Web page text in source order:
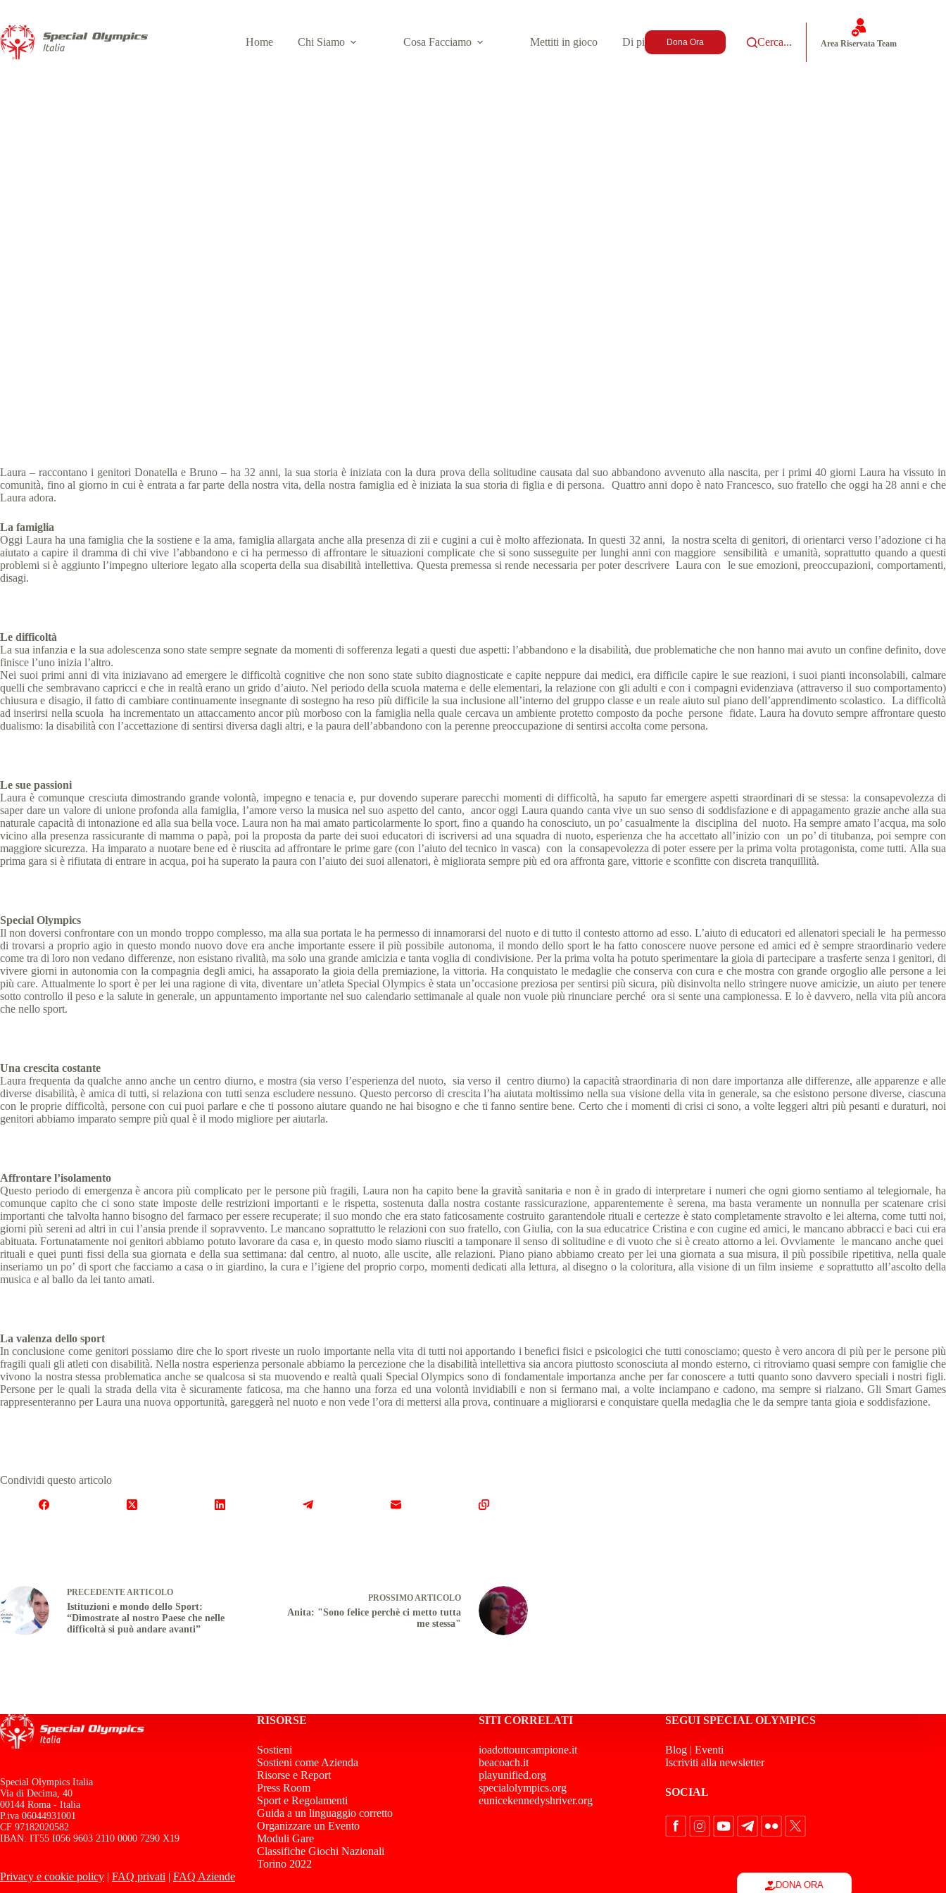
Home Chi Siamo Cosa Facciamo Mettiti in gioco Di più Dona Ora Cerca... Area Riservata Team
Laura – raccontano i genitori Donatella e Bruno – ha 32 anni, la sua storia è iniziata con la dura prova della solitudine causata dal suo abbandono avvenuto alla nascita, per i primi 40 giorni Laura ha vissuto in
comunità, fino al giorno in cui è entrata a far parte della nostra vita, della nostra famiglia ed è iniziata la sua storia di figlia e di persona. Quattro anni dopo è nato Francesco, suo fratello che oggi ha 28 anni e che
Laura adora.
La famiglia
Oggi Laura ha una famiglia che la sostiene e la ama, famiglia allargata anche alla presenza di zii e cugini a cui è molto affezionata. In questi 32 anni, la nostra scelta di genitori, di orientarci verso l’adozione ci ha
aiutato a capire il dramma di chi vive l’abbandono e ci ha permesso di affrontare le situazioni complicate che si sono susseguite per lunghi anni con maggiore sensibilità e umanità, soprattutto quando a questi
problemi si è aggiunto l’impegno ulteriore legato alla scoperta della sua disabilità intellettiva. Questa premessa si rende necessaria per poter descrivere Laura con le sue emozioni, preoccupazioni, comportamenti,
disagi.
Le difficoltà
La sua infanzia e la sua adolescenza sono state sempre segnate da momenti di sofferenza legati a questi due aspetti: l’abbandono e la disabilità, due problematiche che non hanno mai avuto un confine definito, dove
finisce l’uno inizia l’altro.
Nei suoi primi anni di vita iniziavano ad emergere le difficoltà cognitive che non sono state subito diagnosticate e capite neppure dai medici, era difficile capire le sue reazioni, i suoi pianti inconsolabili, calmare
quelli che sembravano capricci e che in realtà erano un grido d’aiuto. Nel periodo della scuola materna e delle elementari, la relazione con gli adulti e con i compagni evidenziava (attraverso il suo comportamento)
chiusura e disagio, il fatto di cambiare continuamente insegnante di sostegno ha reso più difficile la sua inclusione all’interno del gruppo classe e un reale aiuto sul piano dell’apprendimento scolastico. La difficoltà
ad inserirsi nella scuola ha incrementato un attaccamento ancor più morboso con la famiglia nella quale cercava un ambiente protetto composto da poche persone fidate. Laura ha dovuto sempre affrontare questo
dualismo: la disabilità con l’accettazione di sentirsi diversa dagli altri, e la paura dell’abbandono con la perenne preoccupazione di sentirsi accolta come persona.
Le sue passioni
Laura è comunque cresciuta dimostrando grande volontà, impegno e tenacia e, pur dovendo superare parecchi momenti di difficoltà, ha saputo far emergere aspetti straordinari di se stessa: la consapevolezza di
saper dare un valore di unione profonda alla famiglia, l’amore verso la musica nel suo aspetto del canto, ancor oggi Laura quando canta vive un suo senso di soddisfazione e di appagamento grazie anche alla sua
naturale capacità di intonazione ed alla sua bella voce. Laura non ha mai amato particolarmente lo sport, fino a quando ha conosciuto, un po’ casualmente la disciplina del nuoto. Ha sempre amato l’acqua, ma solo
vicino alla presenza rassicurante di mamma o papà, poi la proposta da parte dei suoi educatori di iscriversi ad una squadra di nuoto, esperienza che ha accettato all’inizio con un po’ di titubanza, poi sempre con
maggiore sicurezza. Ha imparato a nuotare bene ed è riuscita ad affrontare le prime gare (con l’aiuto del tecnico in vasca) con la consapevolezza di poter essere per la prima volta protagonista, come tutti. Alla sua
prima gara si è rifiutata di entrare in acqua, poi ha superato la paura con l’aiuto dei suoi allenatori, è migliorata sempre più ed ora affronta gare, vittorie e sconfitte con discreta tranquillità.
Special Olympics
Il non doversi confrontare con un mondo troppo complesso, ma alla sua portata le ha permesso di innamorarsi del nuoto e di tutto il contesto attorno ad esso. L’aiuto di educatori ed allenatori speciali le ha permesso
di trovarsi a proprio agio in questo mondo nuovo dove era anche importante essere il più possibile autonoma, il mondo dello sport le ha fatto conoscere nuove persone ed amici ed è sempre straordinario vedere
come tra di loro non vedano differenze, non esistano rivalità, ma solo una grande amicizia e tanta voglia di condivisione. Per la prima volta ha potuto sperimentare la gioia di partecipare a trasferte senza i genitori, di
vivere giorni in autonomia con la compagnia degli amici, ha assaporato la gioia della premiazione, la vittoria. Ha conquistato le medaglie che conserva con cura e che mostra con grande orgoglio alle persone a lei
più care. Attualmente lo sport è per lei una ragione di vita, diventare un’atleta Special Olympics è stata un’occasione preziosa per sentirsi più sicura, più disinvolta nello stringere nuove amicizie, un aiuto per tenere
sotto controllo il peso e la salute in generale, un appuntamento importante nel suo calendario settimanale al quale non vuole più rinunciare perché ora si sente una campionessa. E lo è davvero, nella vita più ancora
che nello sport.
Una crescita costante
Laura frequenta da qualche anno anche un centro diurno, e mostra (sia verso l’esperienza del nuoto, sia verso il centro diurno) la capacità straordinaria di non dare importanza alle differenze, alle apparenze e alle
diverse disabilità, è amica di tutti, si relaziona con tutti senza escludere nessuno. Questo percorso di crescita l’ha aiutata moltissimo nella sua visione della vita in generale, sa che esistono persone diverse, ciascuna
con le proprie difficoltà, persone con cui puoi parlare e che ti possono aiutare quando ne hai bisogno e che ti fanno sentire bene. Certo che i momenti di crisi ci sono, a volte leggeri altri più pesanti e duraturi, noi
genitori abbiamo imparato sempre più qual è il modo migliore per aiutarla.
Affrontare l’isolamento
Questo periodo di emergenza è ancora più complicato per le persone più fragili, Laura non ha capito bene la gravità sanitaria e non è in grado di interpretare i numeri che ogni giorno sentiamo al telegiornale, ha
comunque capito che ci sono state imposte delle restrizioni importanti e le rispetta, sostenuta dalla nostra costante rassicurazione, apparentemente è serena, ma basta veramente un nonnulla per scatenare crisi
importanti che talvolta hanno bisogno del farmaco per essere recuperate; il suo mondo che era stato faticosamente costruito garantendole rituali e certezze è stato completamente stravolto e lei alterna, come tutti noi,
giorni più sereni ad altri in cui l’ansia prende il sopravvento. Le mancano soprattutto le relazioni con suo fratello, con Giulia, con la sua educatrice Cristina e con cugine ed amici, le mancano abbracci e baci cui era
abituata. Fortunatamente noi genitori abbiamo potuto lavorare da casa e, in questo modo siamo riusciti a tamponare il senso di solitudine e di vuoto che si è creato attorno a lei. Ovviamente le mancano anche quei
rituali e quei punti fissi della sua giornata e della sua settimana: dal centro, al nuoto, alle uscite, alle relazioni. Piano piano abbiamo creato per lei una giornata a sua misura, il più possibile ripetitiva, nella quale
inseriamo un po’ di sport che facciamo a casa o in giardino, la cura e l’igiene del proprio corpo, momenti dedicati alla lettura, al disegno o la coloritura, alla visione di un film insieme e soprattutto all’ascolto della
musica e al ballo da lei tanto amati.
La valenza dello sport
In conclusione come genitori possiamo dire che lo sport riveste un ruolo importante nella vita di tutti noi apportando i benefici fisici e psicologici che tutti conosciamo; questo è vero ancora di più per le persone più
fragili quali gli atleti con disabilità. Nella nostra esperienza personale abbiamo la percezione che la disabilità intellettiva sia ancora piuttosto sconosciuta al mondo esterno, ci ritroviamo quasi sempre con famiglie che
vivono la nostra stessa problematica anche se qualcosa si sta muovendo e realtà quali Special Olympics sono di fondamentale importanza anche per far conoscere a tutti quanto sono davvero speciali i nostri figli.
Persone per le quali la strada della vita è sicuramente faticosa, ma che hanno una forza ed una volontà invidiabili e non si fermano mai, a volte inciampano e cadono, ma sempre si rialzano. Gli Smart Games
rappresenteranno per Laura una nuova opportunità, gareggerà nel nuoto e non vede l’ora di mettersi alla prova, continuare a migliorarsi e conquistare quella medaglia che le da sempre tanta gioia e soddisfazione.
Condividi questo articolo
PRECEDENTEARTICOLO
Istituzioni e mondo dello Sport:
“Dimostrate al nostro Paese che nelle
difficoltà si può andare avanti”
PROSSIMOARTICOLO
Anita: "Sono felice perchè ci metto tutta
me stessa"
Special Olympics Italia
Via di Decima, 40
00144 Roma - Italia
P.iva 06044931001
CF 97182020582
IBAN: IT55 I056 9603 2110 0000 7290 X19
RISORSE
Sostieni
Sostieni come Azienda
Risorse e Report
Press Room
Sport e Regolamenti
Guida a un linguaggio corretto
Organizzare un Evento
Moduli Gare
Classifiche Giochi Nazionali
Torino 2022
SITI CORRELATI
ioadottouncampione.it
beacoach.it
playunified.org
specialolympics.org
eunicekennedyshriver.org
SEGUI SPECIAL OLYMPICS
Blog| Eventi
Iscriviti alla newsletter
SOCIAL
Privacy e cookie policy | FAQ privati | FAQ Aziende
DONA ORA